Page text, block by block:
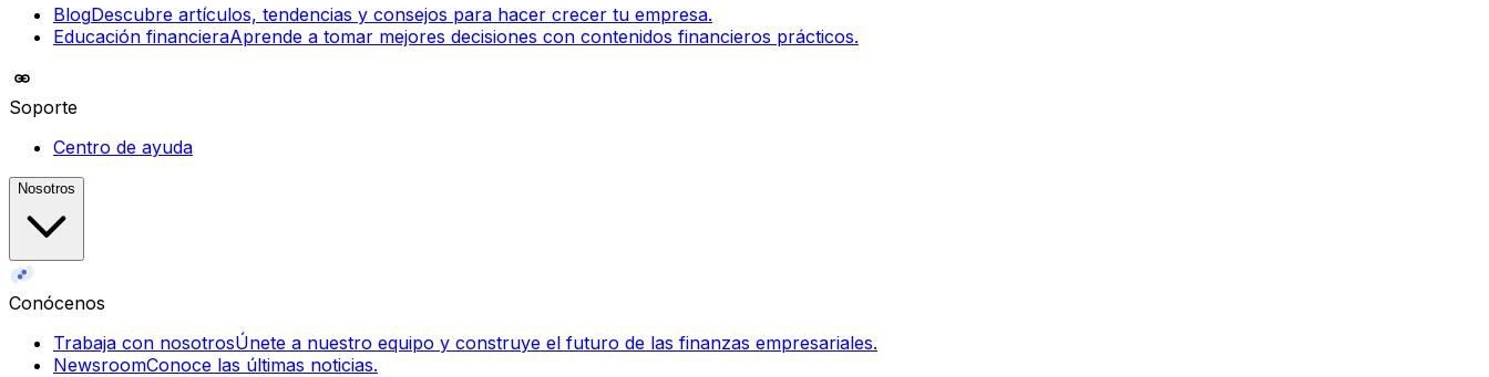
BlogDescubre artículos, tendencias y consejos para hacer crecer tu empresa.
Educación financieraAprende a tomar mejores decisiones con contenidos financieros prácticos.
Soporte
Centro de ayuda
Nosotros
Conócenos
Trabaja con nosotrosÚnete a nuestro equipo y construye el futuro de las finanzas empresariales.
NewsroomConoce las últimas noticias.